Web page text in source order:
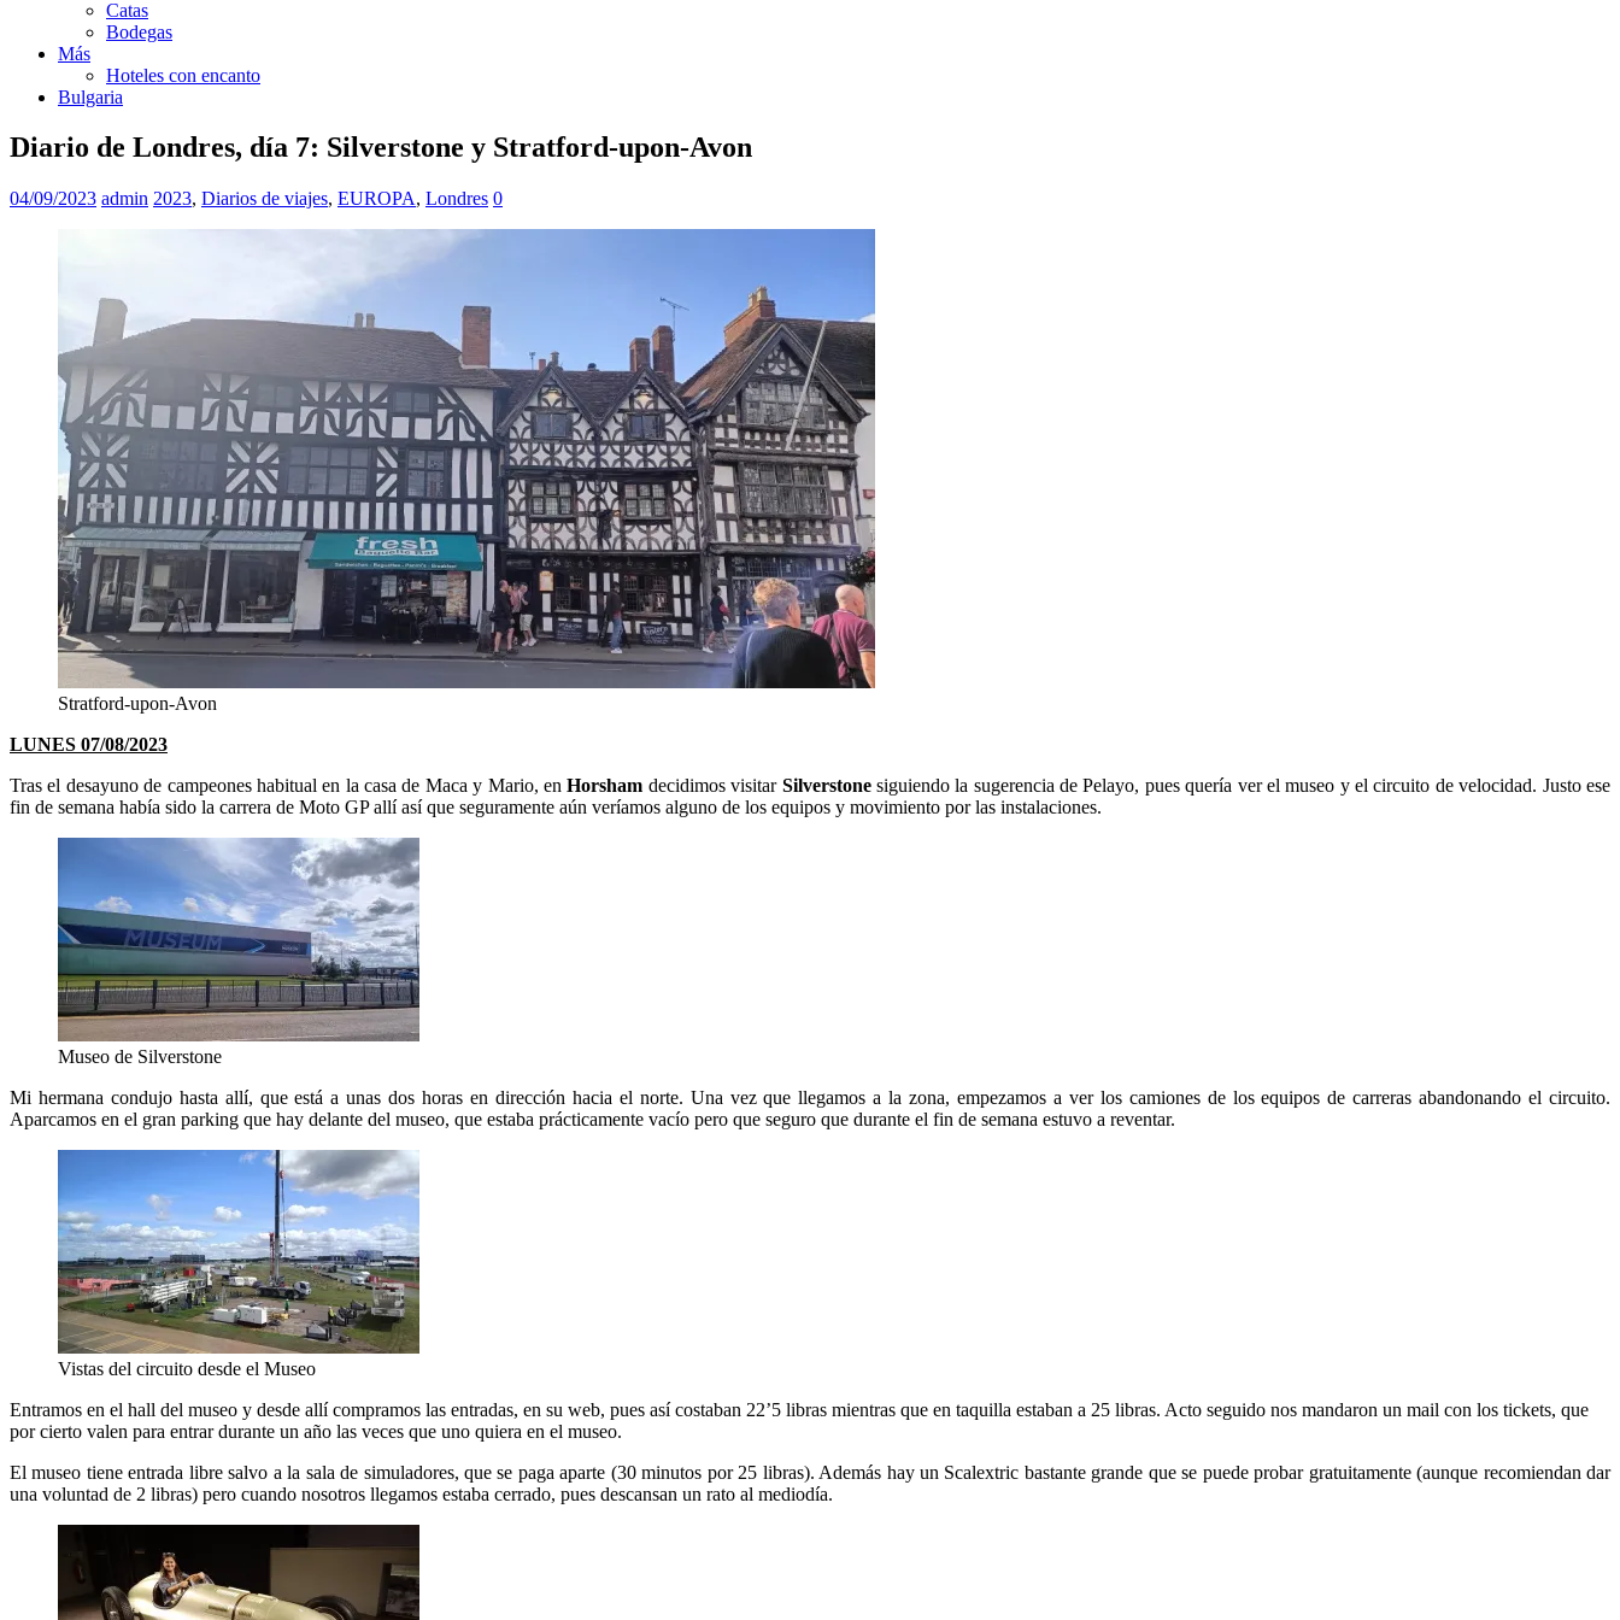
Catas
Bodegas
Más
Hoteles con encanto
Bulgaria
Diario de Londres, día 7: Silverstone y Stratford-upon-Avon
04/09/2023 admin 2023, Diarios de viajes, EUROPA, Londres 0
Stratford-upon-Avon
LUNES 07/08/2023
Tras el desayuno de campeones habitual en la casa de Maca y Mario, enHorsham decidimos visitar Silverstonesiguiendo la sugerencia de Pelayo, pues quería ver el museo y el circuito de velocidad. Justo ese
fin de semana había sido la carrera de Moto GP allí así que seguramente aún veríamos alguno de los equipos y movimiento por las instalaciones.
Museo de Silverstone
Mi hermana condujo hasta allí, que está a unas dos horas en dirección hacia el norte. Una vez que llegamos a la zona, empezamos a ver los camiones de los equipos de carreras abandonando el circuito.
Aparcamos en el gran parking que hay delante del museo, que estaba prácticamente vacío pero que seguro que durante el fin de semana estuvo a reventar.
Vistas del circuito desde el Museo
Entramos en el hall del museo y desde allí compramos las entradas, en su web, pues así costaban 22’5 libras mientras que en taquilla estaban a 25 libras. Acto seguido nos mandaron un mail con los tickets, que
por cierto valen para entrar durante un año las veces que uno quiera en el museo.
El museo tiene entrada libre salvo a la sala de simuladores, que se paga aparte (30 minutos por 25 libras). Además hay un Scalextric bastante grande que se puede probar gratuitamente (aunque recomiendan dar
una voluntad de 2 libras) pero cuando nosotros llegamos estaba cerrado, pues descansan un rato al mediodía.